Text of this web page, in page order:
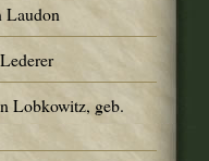
Laudon
Lobkowitz, geb.